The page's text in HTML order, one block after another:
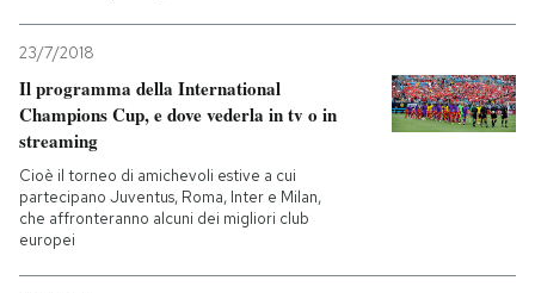
23/7/2018
Il programma della International
Champions Cup, e dove vederla in tv o in
streaming
Cioè il torneo di amichevoli estive a cui
partecipano Juventus, Roma, Inter e Milan,
che affronteranno alcuni dei migliori club
europei